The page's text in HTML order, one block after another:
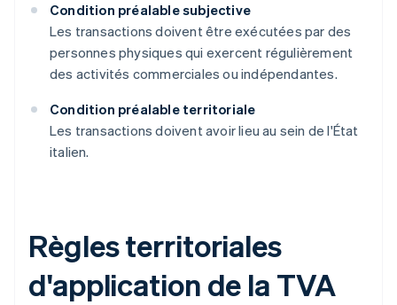
Condition préalable subjective
Les transactions doivent être exécutées par des
personnes physiques qui exercent régulièrement
des activités commerciales ou indépendantes.
Condition préalable territoriale
Les transactions doivent avoir lieu au sein de l'État
italien.
Règles territoriales
d'application de la TVA